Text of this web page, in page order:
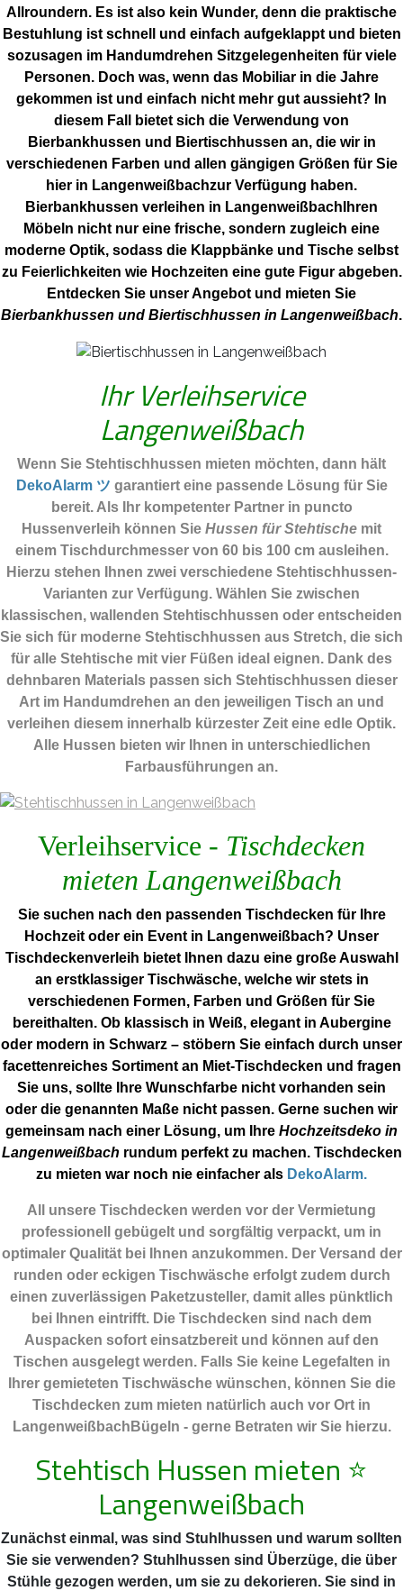
Allroundern. Es ist also kein Wunder, denn die praktische
Bestuhlung ist schnell und einfach aufgeklappt und bieten
sozusagen im Handumdrehen Sitzgelegenheiten für viele
Personen. Doch was, wenn das Mobiliar in die Jahre
gekommen ist und einfach nicht mehr gut aussieht? In
diesem Fall bietet sich die Verwendung von
Bierbankhussen und Biertischhussen an, die wir in
verschiedenen Farben und allen gängigen Größen für Sie
hier in Langenweißbachzur Verfügung haben.
Bierbankhussen verleihen in LangenweißbachIhren
Möbeln nicht nur eine frische, sondern zugleich eine
moderne Optik, sodass die Klappbänke und Tische selbst
zu Feierlichkeiten wie Hochzeiten eine gute Figur abgeben.
Entdecken Sie unser Angebot und mieten Sie
Bierbankhussen und Biertischhussen in Langenweißbach.
Ihr Verleihservice
Langenweißbach
Wenn Sie Stehtischhussen mieten möchten, dann hält
DekoAlarm ツ garantiert eine passende Lösung für Sie
bereit. Als Ihr kompetenter Partner in puncto
Hussenverleih können Sie Hussen für Stehtische mit
einem Tischdurchmesser von 60 bis 100 cm ausleihen.
Hierzu stehen Ihnen zwei verschiedene Stehtischhussen-
Varianten zur Verfügung. Wählen Sie zwischen
klassischen, wallenden Stehtischhussen oder entscheiden
Sie sich für moderne Stehtischhussen aus Stretch, die sich
für alle Stehtische mit vier Füßen ideal eignen. Dank des
dehnbaren Materials passen sich Stehtischhussen dieser
Art im Handumdrehen an den jeweiligen Tisch an und
verleihen diesem innerhalb kürzester Zeit eine edle Optik.
Alle Hussen bieten wir Ihnen in unterschiedlichen
Farbausführungen an.
Verleihservice - Tischdecken
mieten Langenweißbach
Sie suchen nach den passenden Tischdecken für Ihre
Hochzeit oder ein Event in Langenweißbach? Unser
Tischdeckenverleih bietet Ihnen dazu eine große Auswahl
an erstklassiger Tischwäsche, welche wir stets in
verschiedenen Formen, Farben und Größen für Sie
bereithalten. Ob klassisch in Weiß, elegant in Aubergine
oder modern in Schwarz – stöbern Sie einfach durch unser
facettenreiches Sortiment an Miet-Tischdecken und fragen
Sie uns, sollte Ihre Wunschfarbe nicht vorhanden sein
oder die genannten Maße nicht passen. Gerne suchen wir
gemeinsam nach einer Lösung, um Ihre Hochzeitsdeko in
Langenweißbach rundum perfekt zu machen. Tischdecken
zu mieten war noch nie einfacher als DekoAlarm.
All unsere Tischdecken werden vor der Vermietung
professionell gebügelt und sorgfältig verpackt, um in
optimaler Qualität bei Ihnen anzukommen. Der Versand der
runden oder eckigen Tischwäsche erfolgt zudem durch
einen zuverlässigen Paketzusteller, damit alles pünktlich
bei Ihnen eintrifft. Die Tischdecken sind nach dem
Auspacken sofort einsatzbereit und können auf den
Tischen ausgelegt werden. Falls Sie keine Legefalten in
Ihrer gemieteten Tischwäsche wünschen, können Sie die
Tischdecken zum mieten natürlich auch vor Ort in
LangenweißbachBügeln - gerne Betraten wir Sie hierzu.
Stehtisch Hussen mieten ⭐
Langenweißbach
Zunächst einmal, was sind Stuhlhussen und warum sollten
Sie sie verwenden? Stuhlhussen sind Überzüge, die über
Stühle gezogen werden, um sie zu dekorieren. Sie sind in